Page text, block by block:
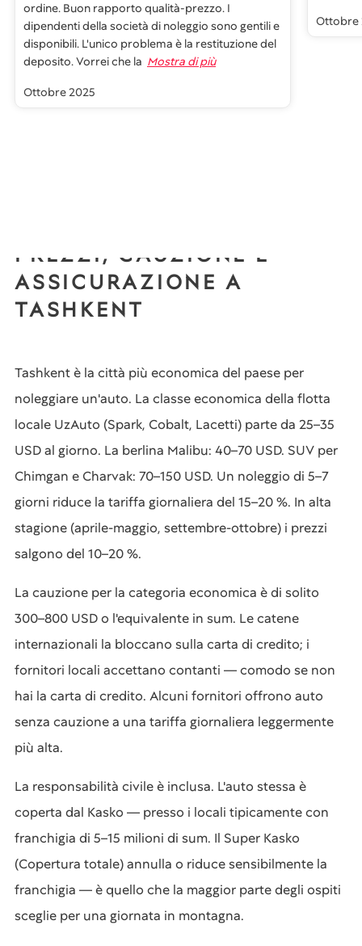
ordine. Buon rapporto qualità-prezzo. I
dipendenti della società di noleggio sono gentili e
disponibili. L'unico problema è la restituzione del
deposito. Vorrei che la Mostra di più
Ottobre 2025
Ottobre
PREZZI, CAUZIONE E
ASSICURAZIONE A
TASHKENT
Tashkent è la città più economica del paese per
noleggiare un'auto. La classe economica della flotta
locale UzAuto (Spark, Cobalt, Lacetti) parte da 25–35
USD al giorno. La berlina Malibu: 40–70 USD. SUV per
Chimgan e Charvak: 70–150 USD. Un noleggio di 5–7
giorni riduce la tariffa giornaliera del 15–20 %. In alta
stagione (aprile-maggio, settembre-ottobre) i prezzi
salgono del 10–20 %.
La cauzione per la categoria economica è di solito
300–800 USD o l'equivalente in sum. Le catene
internazionali la bloccano sulla carta di credito; i
fornitori locali accettano contanti — comodo se non
hai la carta di credito. Alcuni fornitori offrono auto
senza cauzione a una tariffa giornaliera leggermente
più alta.
La responsabilità civile è inclusa. L'auto stessa è
coperta dal Kasko — presso i locali tipicamente con
franchigia di 5–15 milioni di sum. Il Super Kasko
(Copertura totale) annulla o riduce sensibilmente la
franchigia — è quello che la maggior parte degli ospiti
sceglie per una giornata in montagna.